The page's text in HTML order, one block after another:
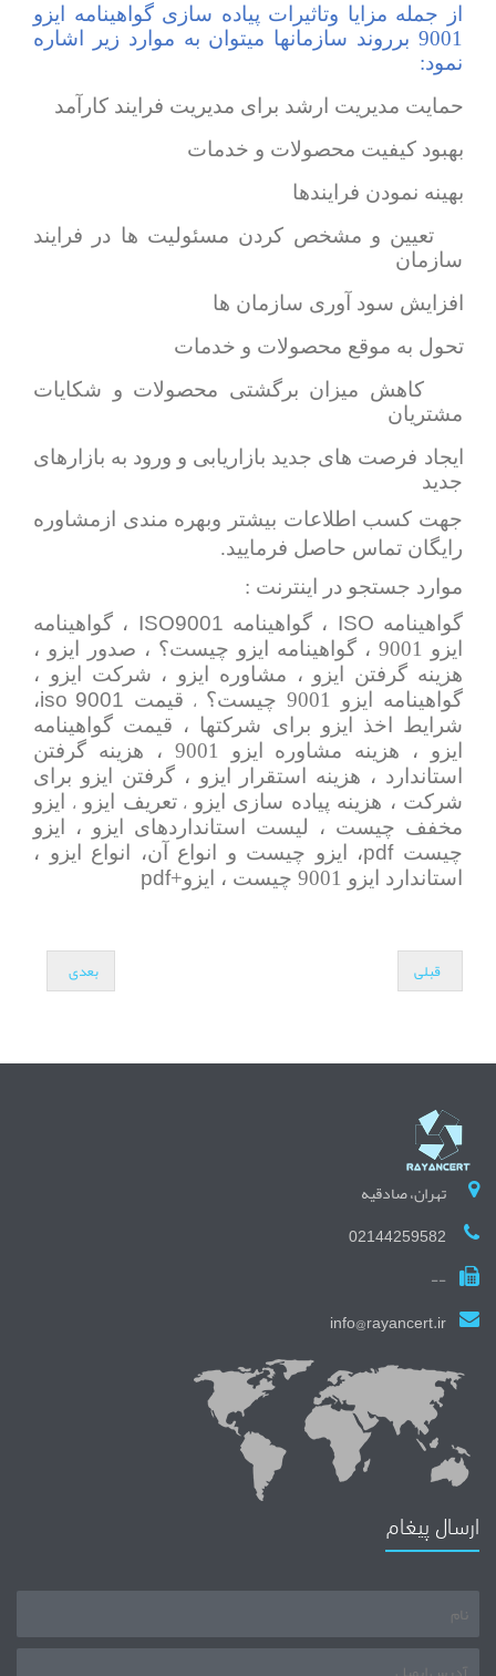
از جمله مزایا وتاثیرات پیاده سازی گواهینامه ایزو
9001 برروند سازمانها میتوان به موارد زیر اشاره
نمود:
حمایت مدیریت ارشد برای مدیریت فرایند کارآمد
بهبود کیفیت محصولات و خدمات
بهینه نمودن فرایندها
تعیین و مشخص کردن مسئولیت ها در فرایند
سازمان
افزایش سود آوری سازمان ها
تحول به موقع محصولات و خدمات
کاهش میزان برگشتی محصولات و شکایات
مشتریان
ایجاد فرصت های جدید بازاریابی و ورود به بازارهای
جدید
جهت کسب اطلاعات بیشتر وبهره مندی ازمشاوره
رایگان تماس حاصل فرمایید.
موارد جستجو در اینترنت :
گواهینامه ISO ، گواهینامه ISO9001 ، گواهینامه
ایزو 9001 ، گواهینامه ایزو چیست؟ ، صدور ایزو ،
هزینه گرفتن ایزو ، مشاوره ایزو ، شرکت ایزو ،
گواهینامه ایزو 9001 چیست؟
، قیمت iso 9001،
شرایط اخذ ایزو برای شرکتها ، قیمت گواهینامه
ایزو ، هزینه مشاوره ایزو 9001 ، هزینه گرفتن
استاندارد ، هزینه استقرار ایزو ، گرفتن ایزو برای
شرکت ، هزینه پیاده سازی ایزو ،تعریف ایزو ، ایزو
مخفف چیست ، لیست استانداردهای ایزو ، ایزو
چیستpdf، ایزو چیست و انواع آن، انواع ایزو ،
استاندارد ایزو 9001 چیست ، ایزو+
pdf
قبلی بعدی
تهران، صادقیه
02144259582
--
info@rayancert.ir
ارسال پیغام